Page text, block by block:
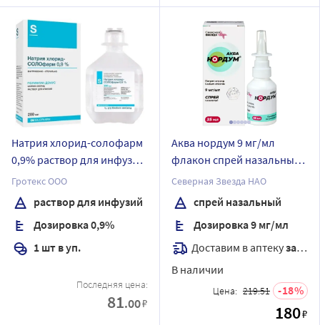
Натрия хлорид-солофарм
0,9% раствор для инфузий
200 мл флакон 1 шт.
Гротекс ООО
раствор для инфузий
Дозировка 0,9%
1 шт в уп.
Последняя цена:
81.00₽
Аква нордум 9 мг/мл
флакон спрей назальный
35 мл
Северная Звезда НАО
спрей назальный
Дозировка 9 мг/мл
Доставим в аптекузавтра
В наличии
Цена: 219.51 18
180₽